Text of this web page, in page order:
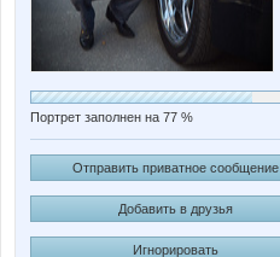
Портрет заполнен на 77 %
Отправить приватное сообщение
Добавить в друзья
Игнорировать